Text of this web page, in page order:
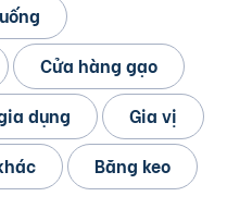
Cửa hàng gạo
dụng
Gia vị
Băng keo